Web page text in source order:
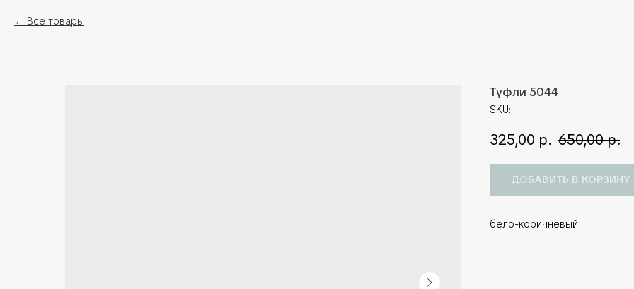
Все товары
Туфли 5044
SKU:
325,00 р. 650,00 р.
ДОБАВИТЬ В КОРЗИНУ
бело-коричневый